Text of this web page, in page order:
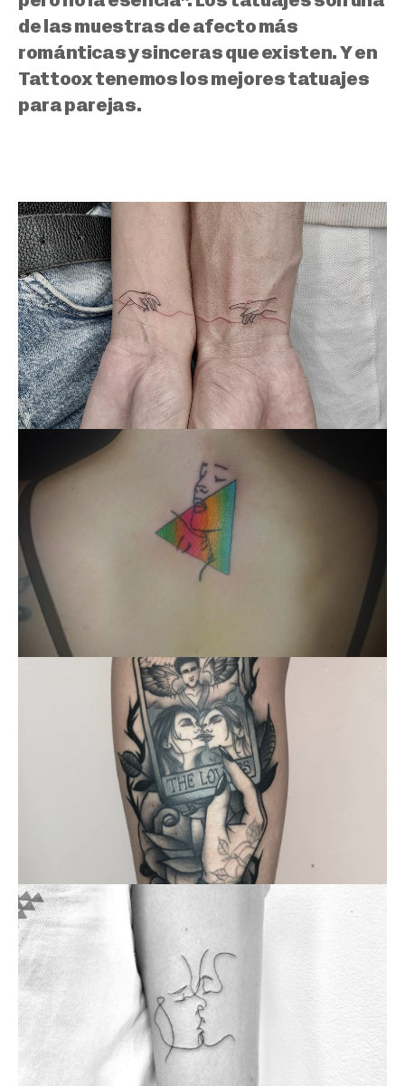
de las muestras de afecto más
románticas y sinceras que existen. Y en
Tattoox tenemos los mejores tatuajes
para parejas.